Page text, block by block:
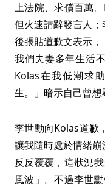
上法院、求償百萬
但火速請辭發言人
後張貼道歉文表示
我們夫妻多年生活
Kolas在我低潮求
生。」暗示自己曾想
李世勳向Kolas道歉
讓我隨時處於情緒
反反覆覆，這狀況
風波」。不過李世